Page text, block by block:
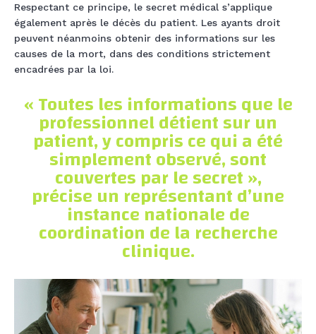
Respectant ce principe, le secret médical s’applique
également après le décès du patient. Les ayants droit
peuvent néanmoins obtenir des informations sur les
causes de la mort, dans des conditions strictement
encadrées par la loi.
« Toutes les informations que le
professionnel détient sur un
patient, y compris ce qui a été
simplement observé, sont
couvertes par le secret »,
précise un représentant d’une
instance nationale de
coordination de la recherche
clinique.